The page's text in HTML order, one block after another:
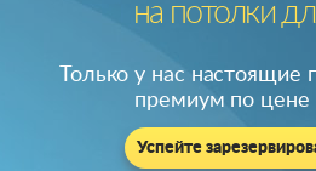
на потолки
Только у нас настоящие
премиум по цене
Успейте